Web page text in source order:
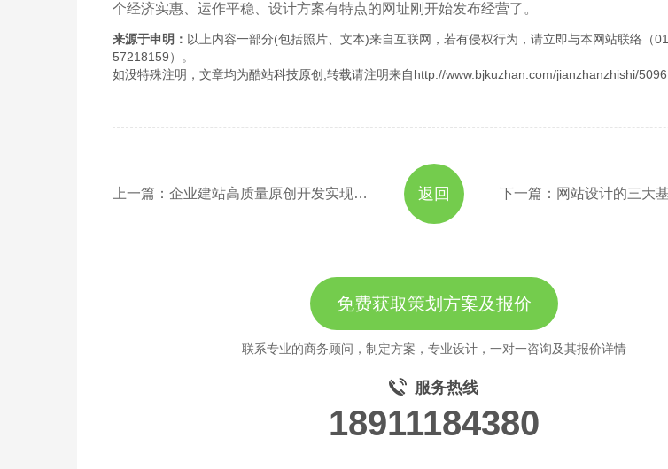
个经济实惠、运作平稳、设计方案有特点的网址刚开始发布经营了。
来源于申明： 以上内容一部分(包括照片、文本)来自互联网，若有侵权行为，请立即与本网站联络（
57218159）。
如没特殊注明，文章均为酷站科技原创,转载请注明来自http://www.bjkuzhan.com/jianzhanzhishi/
上一篇：企业建站高质量原创开发实现上线高效运营 下一篇：网站设计的三大
返回
免费获取策划方案及报价
联系专业的商务顾问，制定方案，专业设计，一对一咨询及其报价详情
服务热线
18911184380